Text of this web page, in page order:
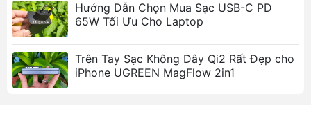
Hướng Dẫn Chọn Mua Sạc USB-C PD
65W Tối Ưu Cho Laptop
Trên Tay Sạc Không Dây Qi2 Rất Đẹp cho
iPhone UGREEN MagFlow 2in1